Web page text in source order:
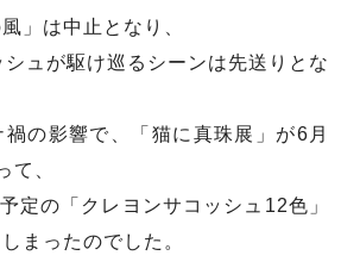
」は中止となり、
ュが駆け巡るシーンは先送りとな
の影響で、「猫に真珠展」が6月
て、
定の「クレヨンサコッシュ12色」
まったのでした。